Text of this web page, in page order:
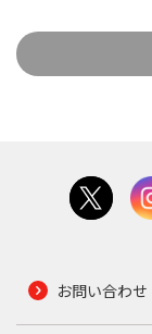
お問い合わせ